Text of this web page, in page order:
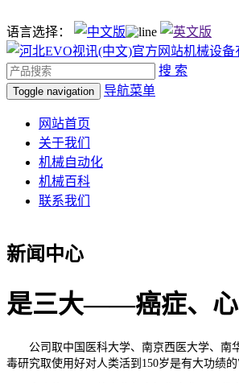
语言选择：
搜 索
Toggle navigation 导航菜单
网站首页
关于我们
机械自动化
机械百科
联系我们
新闻中心
是三大——癌症、心
公司取中国医科大学、南京西医大学、南华
毒研究取使用好对人类活到150岁是有大功绩